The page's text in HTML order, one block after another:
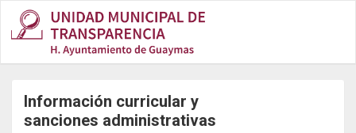
Información curricular y
sanciones administrativas